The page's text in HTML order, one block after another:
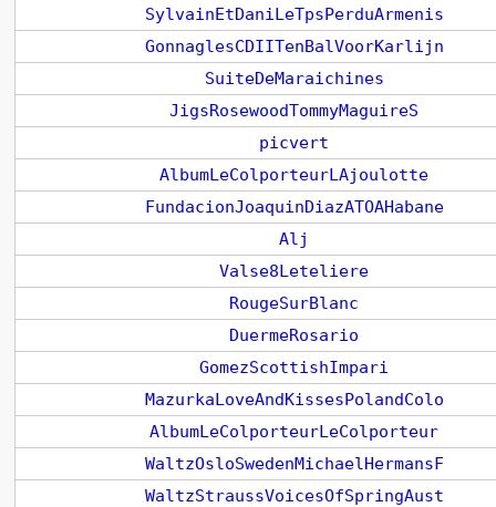
SylvainEtDaniLeTpsPerduArmenis
GonnaglesCDIITenBalVoorKarlijn
SuiteDeMaraichines
JigsRosewoodTommyMaguireS
picvert
AlbumLeColporteurLAjoulotte
FundacionJoaquinDiazATOAHabane
Alj
Valse8Leteliere
RougeSurBlanc
DuermeRosario
GomezScottishImpari
MazurkaLoveAndKissesPolandColo
AlbumLeColporteurLeColporteur
WaltzOsloSwedenMichaelHermansF
WaltzStraussVoicesOfSpringAust